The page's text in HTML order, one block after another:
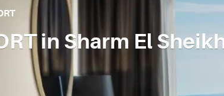
in Sharm El